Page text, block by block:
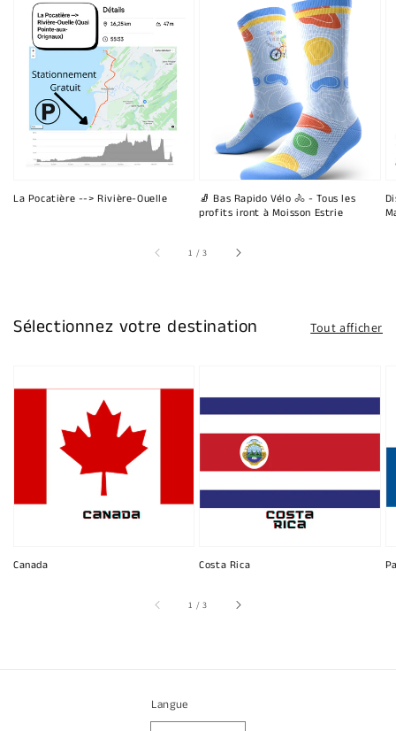
La Pocatière --> Rivière-Ouelle
🧦 Bas Rapido Vélo 🚴 - Tous les
profits iront à Moisson Estrie
1 /sur
3
Sélectionnez votre destination Tout afficher
Canada Costa Rica
1 /sur
3
Langue